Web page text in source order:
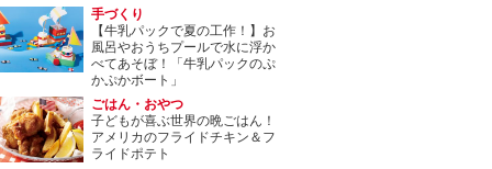
手づくり
【牛乳パックで夏の工作！】お
風呂やおうちプールで水に浮か
べてあそぼ！「牛乳パックのぷ
かぷかボート」
ごはん・おやつ
子どもが喜ぶ世界の晩ごはん！
アメリカのフライドチキン＆フ
ライドポテト